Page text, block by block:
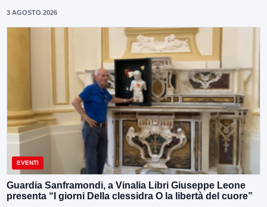
3 AGOSTO 2026
EVENTI
Guardia Sanframondi, a Vinalia Libri Giuseppe Leone
presenta “I giorni Della clessidra O la libertà del cuore”